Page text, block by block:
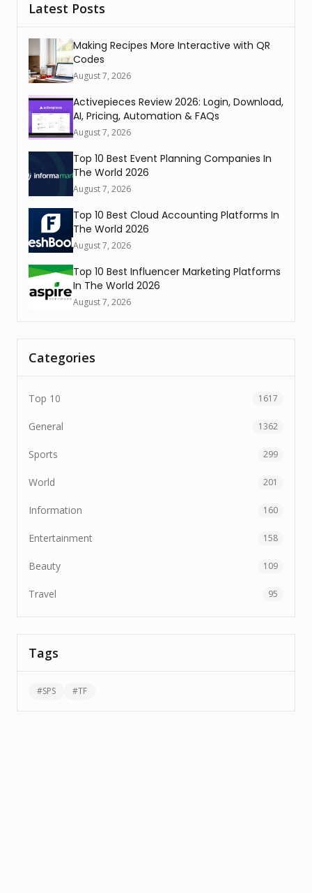
Latest Posts
Making Recipes More Interactive with QR
Codes
August 7, 2026
Activepieces Review 2026: Login, Download,
AI, Pricing, Automation & FAQs
August 7, 2026
Top 10 Best Event Planning Companies In
The World 2026
August 7, 2026
Top 10 Best Cloud Accounting Platforms In
The World 2026
August 7, 2026
Top 10 Best Influencer Marketing Platforms
In The World 2026
August 7, 2026
Categories
Top 10 1617
General 1362
Sports 299
World 201
Information 160
Entertainment 158
Beauty 109
Travel 95
Tags
#SPS #TF